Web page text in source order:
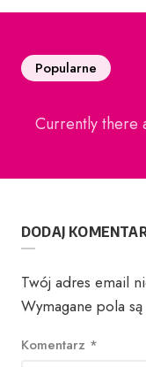
Popularne
Currently there
DODAJ
Twój adres email
Wymagane pola
Komentarz *